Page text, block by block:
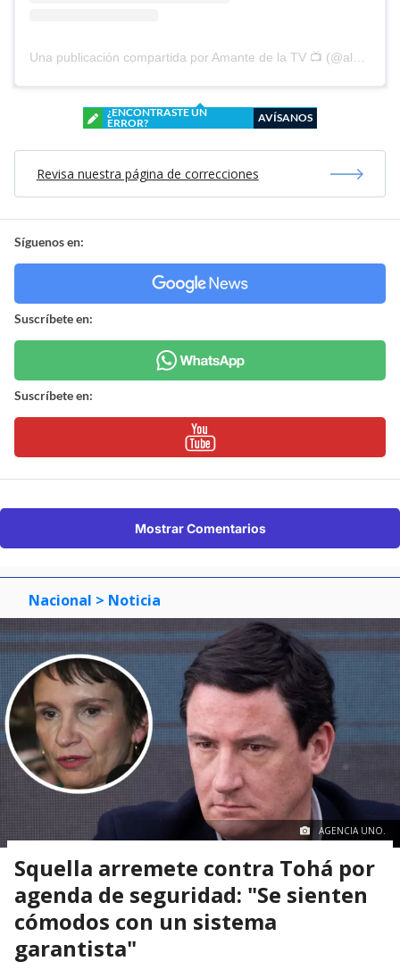
Una publicación compartida por Amante de la TV 📺 (@alguien_te_observa)
¿ENCONTRASTE UN
ERROR?
AVÍSANOS
Revisa nuestra página de correcciones
Síguenos en:
Suscríbete en:
Suscríbete en:
Mostrar Comentarios
Nacional > Noticia
AGENCIA UNO.
Squella arremete contra Tohá por
agenda de seguridad: "Se sienten
cómodos con un sistema
garantista"